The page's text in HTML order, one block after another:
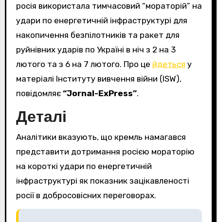
росія використала тимчасовий “мораторій” на
удари по енергетичній інфраструктурі для
накопичення безпілотників та ракет для
руйнівних ударів по Україні в ніч з 2 на 3
лютого та з 6 на 7 лютого. Про це йдеться у
матеріалі Інституту вивчення війни (ISW),
повідомляє “Jornal-ExPress”.
Деталі
Аналітики вказують, що кремль намагався
представити дотримання росією мораторію
на короткі удари по енергетичній
інфраструктурі як показник зацікавленості
росії в добросовісних переговорах.